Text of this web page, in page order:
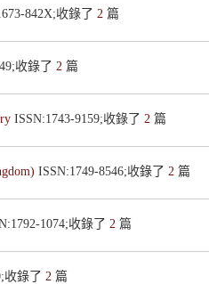
842X;收錄了 2 篇
收錄了 2 篇
ISSN:1743-9159;收錄了 2 篇
ISSN:1749-8546;收錄了 2 篇
1074;收錄了 2 篇
收錄了 2 篇